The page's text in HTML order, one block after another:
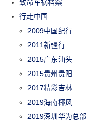
致命车祸档案
行走中国
2009中国纪行
2011新疆行
2015广东汕头
2015贵州贵阳
2017精彩吉林
2019海南椰风
2019深圳华为总部